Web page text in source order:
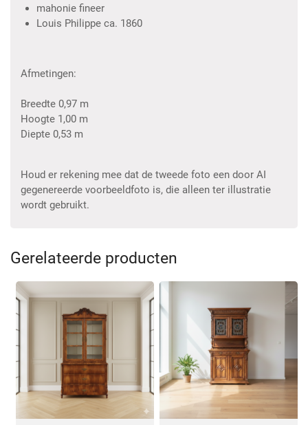
mahonie fineer
Louis Philippe ca. 1860
Afmetingen:
Breedte 0,97 m
Hoogte 1,00 m
Diepte 0,53 m
Houd er rekening mee dat de tweede foto een door AI
gegenereerde voorbeeldfoto is, die alleen ter illustratie
wordt gebruikt.
Gerelateerde producten